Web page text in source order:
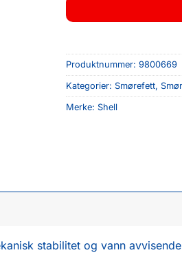
Produktnummer: 9800669
Kategorier: Smørefett,
Merke: Shell
stabilitet og vann